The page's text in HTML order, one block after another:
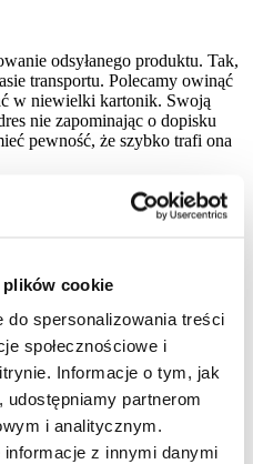
cookie
spersonalizowania treści
społecznościowe i
Informacje o tym, jak
partnerom
i analitycznym.
z innymi danymi
odsyłanego produktu. Tak,
transportu. Polecamy owinąć
w niewielki kartonik. Swoją
nie zapominając o dopisku
pewność, że szybko trafi ona
przelewem na podane przez
14 dni.
na swój koszt i to Ty jesteś
dlatego wybierz pewny